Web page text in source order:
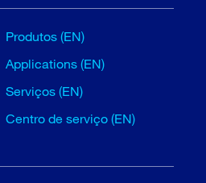
Produtos (EN)
Applications (EN)
Serviços (EN)
Centro de serviço (EN)